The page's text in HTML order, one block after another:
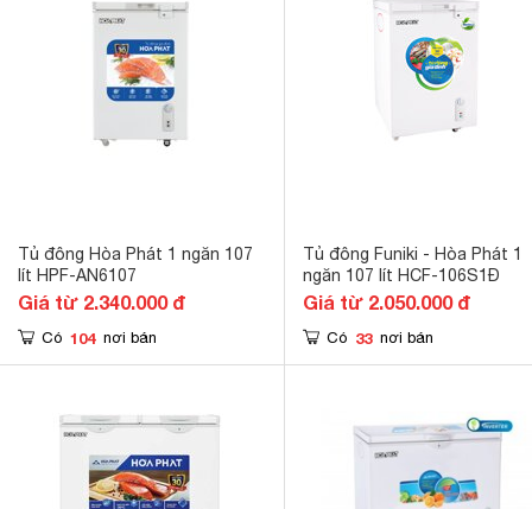
Tủ đông Hòa Phát 1 ngăn 107
lít HPF-AN6107
Giá từ 2.340.000 đ
Có 104 nơi bán
Tủ đông Funiki - Hòa Phát 1
ngăn 107 lít HCF-106S1Đ
Giá từ 2.050.000 đ
Có 33 nơi bán